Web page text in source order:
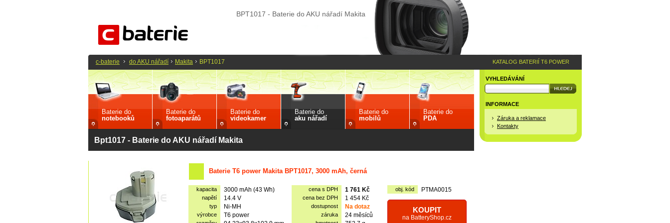
BPT1017 - Baterie do AKU nářadí Makita
Baterie do
notebooků
Baterie do
fotoaparátů
Baterie do
videokamer
Baterie do
aku nářadí
Baterie do
mobilů
Baterie do
PDA
Bpt1017 - Baterie do AKU nářadí Makita
Baterie T6 power Makita BPT1017, 3000 mAh, černá
kapacita 3000 mAh (43 Wh) cena s DPH 1 761 Kč obj. kód PTMA0015
napětí 14.4 V cena bez DPH 1 454 Kč
KOUPIT
na BatteryShop.cz
typ Ni-MH dostupnost Na dotaz
výrobce T6 power záruka 24 měsíců
VYHLEDÁVÁNÍ
INFORMACE
Záruka a reklamace
Kontakty
c-baterie do AKU nářadí Makita BPT1017 KATALOG BATERIÍ T6 POWER